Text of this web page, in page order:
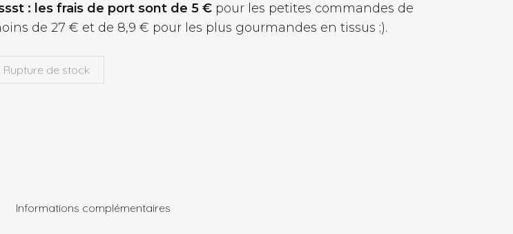
: les frais de port sont de 5 €pour les petites commandes de
de 27 € et de 8,9 € pour les plus gourmandes en tissus ;).
Rupture de stock
Informations complémentaires